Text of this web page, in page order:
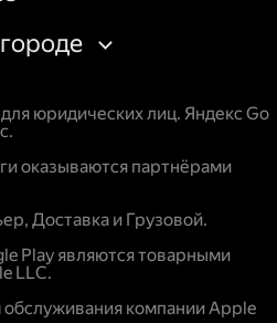
юридических лиц. Яндекс Go
оказываются партнёрами
Доставка и Грузовой.
Play являются товарными
LLC.
обслуживания компании Apple